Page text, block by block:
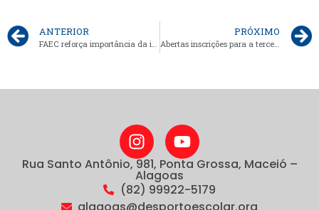
ANTERIOR PRÓXIMO
Abertas inscrições para a terceira etapa do Campeonato Alagoano de Judô Escolar
Rua Santo Antônio, 981, Ponta Grossa, Maceió –
Alagoas
(82) 99922-5179